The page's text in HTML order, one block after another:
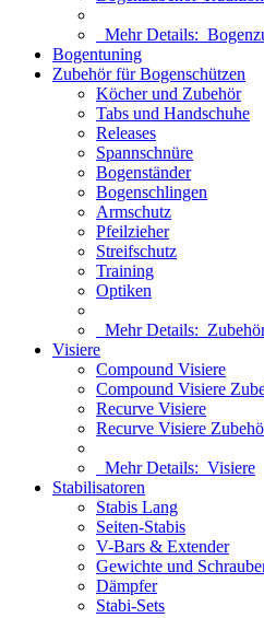
Mehr Details:
Bogentuning
Zubehör für Bogenschützen
Köcher und Zubehör
Tabs und Handschuhe
Releases
Spannschnüre
Bogenständer
Bogenschlingen
Armschutz
Pfeilzieher
Streifschutz
Training
Optiken
Mehr Details:
Visiere
Compound Visiere
Compound Visiere
Recurve Visiere
Recurve Visiere
Mehr Details: Visiere
Stabilisatoren
Stabis Lang
Seiten-Stabis
V-Bars & Extender
Gewichte und
Dämpfer
Stabi-Sets